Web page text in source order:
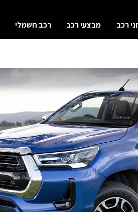
רכב מבצעי רכב רכב חשמלי